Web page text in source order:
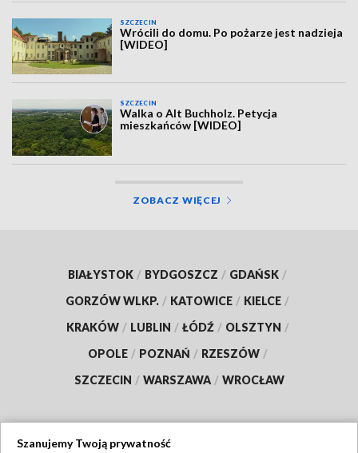
SZCZECIN
Wrócili do domu. Po pożarze jest nadzieja
[WIDEO]
SZCZECIN
Walka o Alt Buchholz. Petycja
mieszkańców [WIDEO]
ZOBACZ WIĘCEJ
BIAŁYSTOK / BYDGOSZCZ / GDAŃSK /
GORZÓW WLKP. / KATOWICE / KIELCE /
KRAKÓW / LUBLIN / ŁÓDŹ / OLSZTYN /
OPOLE / POZNAŃ / RZESZÓW /
SZCZECIN / WARSZAWA / WROCŁAW
Szanujemy Twoją prywatność